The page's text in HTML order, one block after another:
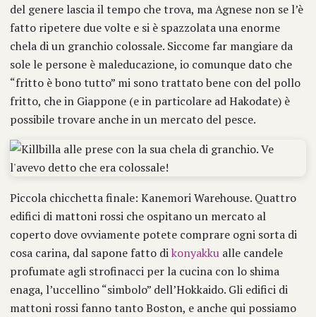
del genere lascia il tempo che trova, ma Agnese non se l’è
fatto ripetere due volte e si è spazzolata una enorme
chela di un granchio colossale. Siccome far mangiare da
sole le persone è maleducazione, io comunque dato che
“fritto è bono tutto” mi sono trattato bene con del pollo
fritto, che in Giappone (e in particolare ad Hakodate) è
possibile trovare anche in un mercato del pesce.
Piccola chicchetta finale: Kanemori Warehouse. Quattro
edifici di mattoni rossi che ospitano un mercato al
coperto dove ovviamente potete comprare ogni sorta di
cosa carina, dal sapone fatto dikonyakku alle candele
profumate agli strofinacci per la cucina con lo shima
enaga, l’uccellino “simbolo” dell’Hokkaido. Gli edifici di
mattoni rossi fanno tanto Boston, e anche qui possiamo